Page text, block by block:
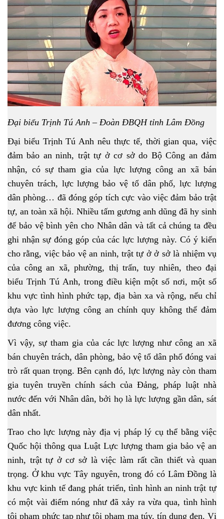
Đại biểu Trịnh Tú Anh – Đoàn ĐBQH tỉnh Lâm Đồng
Đại biểu Trịnh Tú Anh nêu thực tế, thời gian qua, việc
đảm bảo an ninh, trật tự ở cơ sở do Bộ Công an đảm
nhận, có sự tham gia của lực lượng công an xã bán
chuyên trách, lực lượng bảo vệ tổ dân phố, lực lượng
dân phòng… đã đóng góp tích cực vào việc đảm bảo trật
tự, an toàn xã hội. Nhiều tấm gương anh dũng đã hy sinh
để bảo vệ bình yên cho Nhân dân và tất cả chúng ta đều
ghi nhận sự đóng góp của các lực lượng này. Có ý kiến
cho rằng, việc bảo vệ an ninh, trật tự ở ở sở là nhiệm vụ
của công an xã, phường, thị trấn, tuy nhiên, theo đại
biểu Trịnh Tú Anh, trong điều kiện một số nơi, một số
khu vực tình hình phức tạp, địa bàn xa và rộng, nếu chỉ
dựa vào lực lượng công an chính quy không thể đảm
đương công việc.
Vì vậy, sự tham gia của các lực lượng như công an xã
bán chuyên trách, dân phòng, bảo vệ tổ dân phố đóng vai
trò rất quan trọng. Bên cạnh đó, lực lượng này còn tham
gia tuyên truyền chính sách của Đảng, pháp luật nhà
nước đến với Nhân dân, bởi họ là lực lượng gần dân, sát
dân nhất.
Trao cho lực lượng này địa vị pháp lý cụ thể bằng việc
Quốc hội thông qua Luật Lực lượng tham gia bảo vệ an
ninh, trật tự ở cơ sở là việc làm rất cần thiết và quan
trọng. Ở khu vực Tây nguyên, trong đó có Lâm Đồng là
khu vực kinh tế đang phát triển, tình hình an ninh trật tự
có một vài điểm nóng như đã xảy ra vừa qua, tình hình
tội phạm phức tạp như tội phạm ma túy, tín dụng đen. Vị